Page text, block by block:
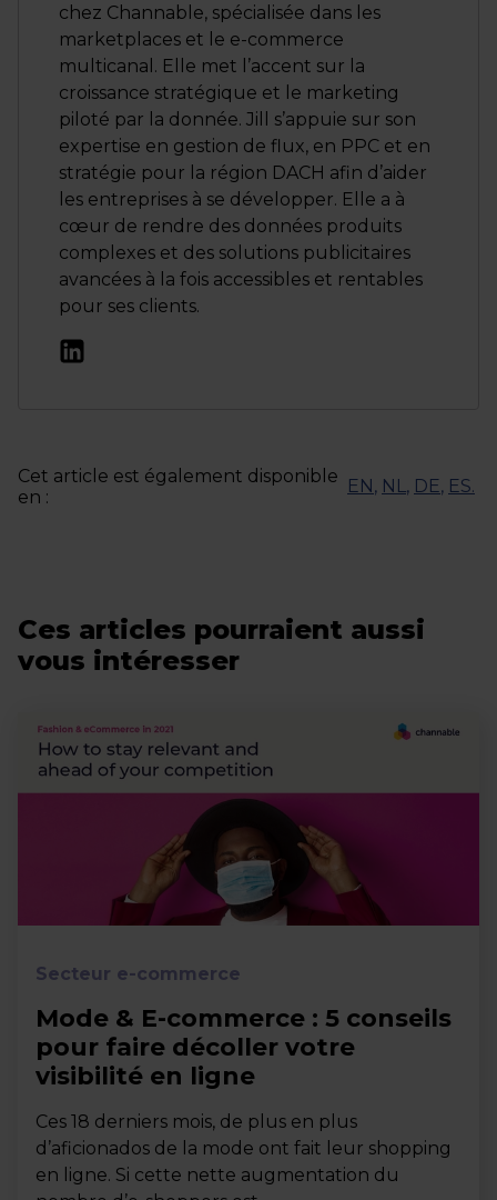
chez Channable, spécialisée dans les
marketplaces et le e-commerce
multicanal. Elle met l’accent sur la
croissance stratégique et le marketing
piloté par la donnée. Jill s’appuie sur son
expertise en gestion de flux, en PPC et en
stratégie pour la région DACH afin d’aider
les entreprises à se développer. Elle a à
cœur de rendre des données produits
complexes et des solutions publicitaires
avancées à la fois accessibles et rentables
pour ses clients.
Cet article est également disponible
en :
EN, NL, DE, ES.
Ces articles pourraient aussi
vous intéresser
Secteur e-commerce
Mode & E-commerce : 5 conseils
pour faire décoller votre
visibilité en ligne
Ces 18 derniers mois, de plus en plus
d’aficionados de la mode ont fait leur shopping
en ligne. Si cette nette augmentation du